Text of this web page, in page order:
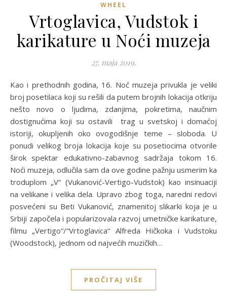
WHEEL
Vrtoglavica, Vudstok i
karikature u Noći muzeja
27. maja 2019.
Kao i prethodnih godina, 16. Noć muzeja privukla je veliki
broj posetilaca koji su rešili da putem brojnih lokacija otkriju
nešto novo o ljudima, zdanjima, pokretima, naučnim
dostignućima koji su ostavili trag u svetskoj i domaćoj
istoriji, okupljenih oko ovogodišnje teme – sloboda. U
ponudi velikog broja lokacija koje su posetiocima otvorile
širok spektar edukativno-zabavnog sadržaja tokom 16.
Noći muzeja, odlučila sam da ove godine pažnju usmerim ka
troduplom „V“ (Vukanović-Vertigo-Vudstok) kao insinuaciji
na velikane i velika dela. Upravo zbog toga, naredni redovi
posvećeni su Beti Vukanović, znamenitoj slikarki koja je u
Srbiji započela i popularizovala razvoj umetničke karikature,
filmu „Vertigo“/“Vrtoglavica“ Alfreda Hičkoka i Vudstoku
(Woodstock), jednom od najvećih muzičkih…
PROČITAJ VIŠE